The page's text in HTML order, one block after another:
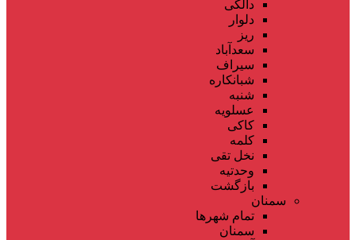
دالکی
دلوار
ریز
سعدآباد
سیراف
شبانکاره
شنبه
عسلویه
کاکی
کلمه
نخل تقی
وحدتیه
بازگشت
سمنان
تمام شهر‌ها
سمنان